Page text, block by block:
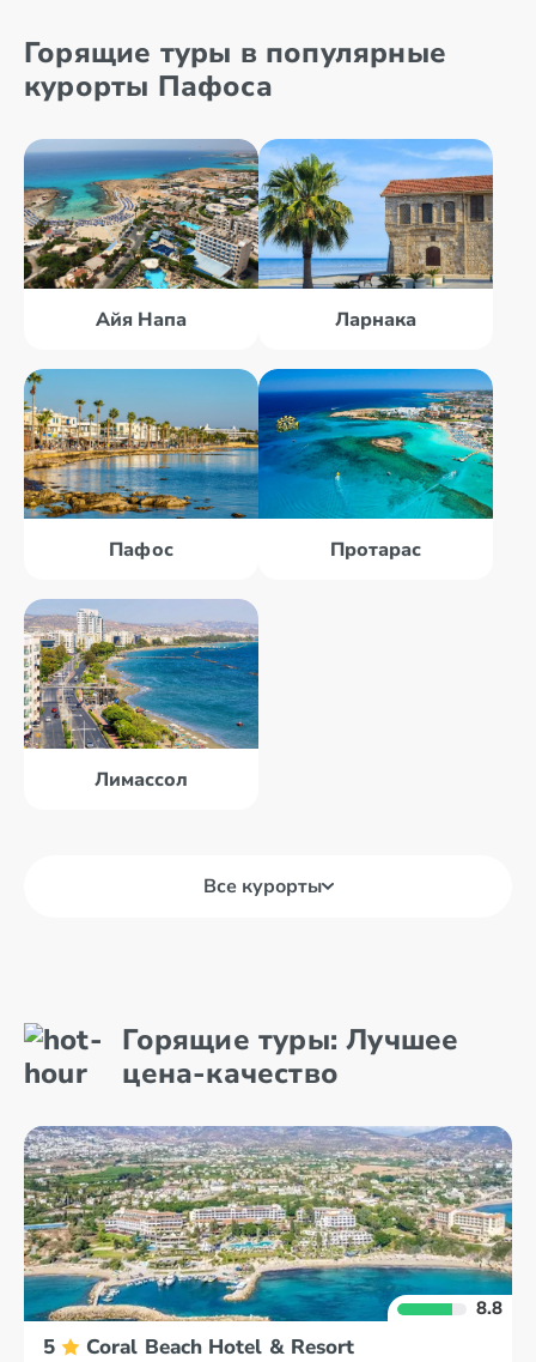
Горящие туры в популярные
курорты Пафоса
Айя Напа Ларнака
Пафос Протарас
Лимассол
Все курорты
Ларнака Никосия
Горящие туры: Лучшее
цена-качество
8.8
5 Coral Beach Hotel & Resort